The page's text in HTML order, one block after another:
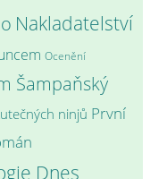
Nakladatelství
Ocenění
Šampaňský
ninjů První
Dnes